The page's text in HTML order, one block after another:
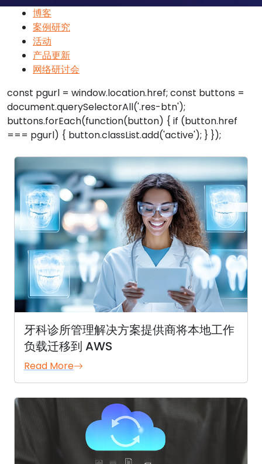
博客
案例研究
活动
产品更新
网络研讨会
const pgurl = window.location.href; const buttons =
document.querySelectorAll('.res-btn');
buttons.forEach(function(button) { if (button.href
=== pgurl) { button.classList.add('active'); } });
牙科诊所管理解决方案提供商将本地工作
负载迁移到 AWS
Read More